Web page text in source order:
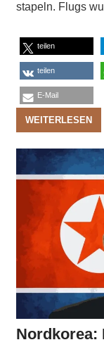
stapeln. Flugs
teilen
teilen
E-Mail
WEITERLESEN
Nordkorea: